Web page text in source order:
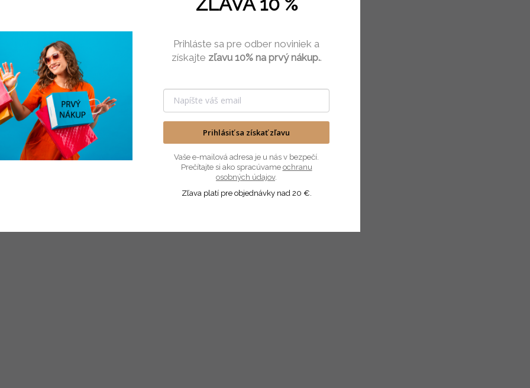
Prihláste sa pre odber noviniek a
získajte zľavu 10% na prvý nákup..
Prihlásiť sa získať zľavu
Vaše e-mailová adresa je u nás v bezpečí.
Prečítajte si ako spracúvame ochranu
osobných údajov.
Zľava platí pre objednávky nad 20 €.